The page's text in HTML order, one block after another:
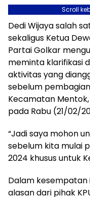
Scroll
Dedi Wijaya salah
sekaligus Ketua
Partai Golkar
meminta klarifikasi
aktivitas yang
sebelum
Kecamatan
pada Rabu (21/02/
“Jadi saya mohon
sebelum kita mulai
2024 khusus untuk
Dalam
alasan dari pihak